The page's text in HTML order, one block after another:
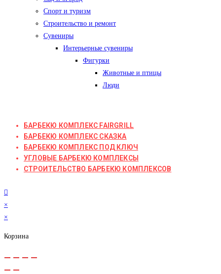
Спорт и туризм
Строительство и ремонт
Сувениры
Интерьерные сувениры
Фигурки
Животные и птицы
Люди
БАРБЕКЮ КОМПЛЕКС FAIRGRILL
БАРБЕКЮ КОМПЛЕКС СКАЗКА
БАРБЕКЮ КОМПЛЕКС ПОД КЛЮЧ
УГЛОВЫЕ БАРБЕКЮ КОМПЛЕКСЫ
СТРОИТЕЛЬСТВО БАРБЕКЮ КОМПЛЕКСОВ
×
×
Корзина